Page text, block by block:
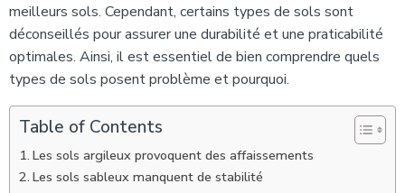
meilleurs sols. Cependant, certains types de sols sont
déconseillés pour assurer une durabilité et une praticabilité
optimales. Ainsi, il est essentiel de bien comprendre quels
types de sols posent problème et pourquoi.
Table of Contents
Les sols argileux provoquent des affaissements
Les sols sableux manquent de stabilité